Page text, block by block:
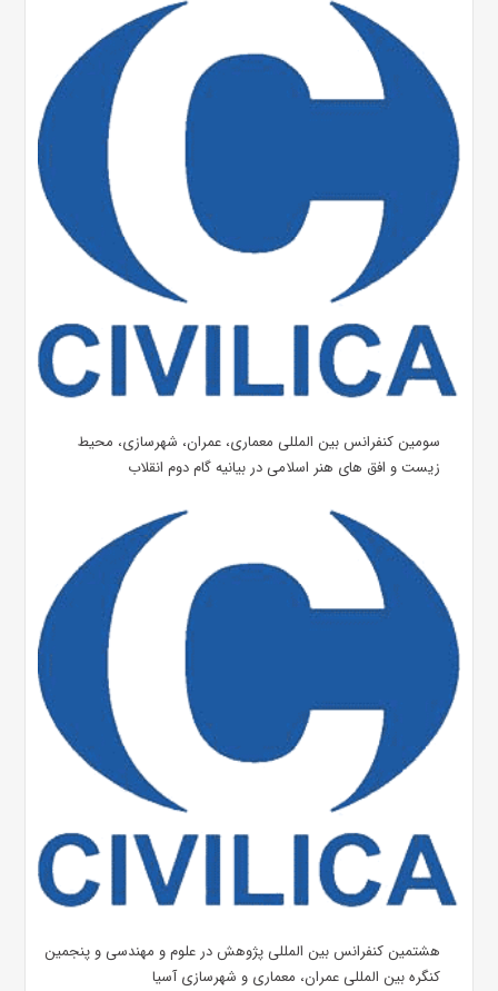
سومین کنفرانس بین المللی معماری، عمران، شهرسازی، محیط
زیست و افق های هنر اسلامی در بیانیه گام دوم انقلاب
هشتمین کنفرانس بین المللی پژوهش در علوم و مهندسی و پنجمین
کنگره بین المللی عمران، معماری و شهرسازی آسیا